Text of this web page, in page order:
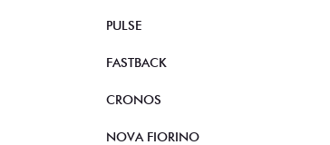
PULSE
FASTBACK
CRONOS
NOVA FIORINO